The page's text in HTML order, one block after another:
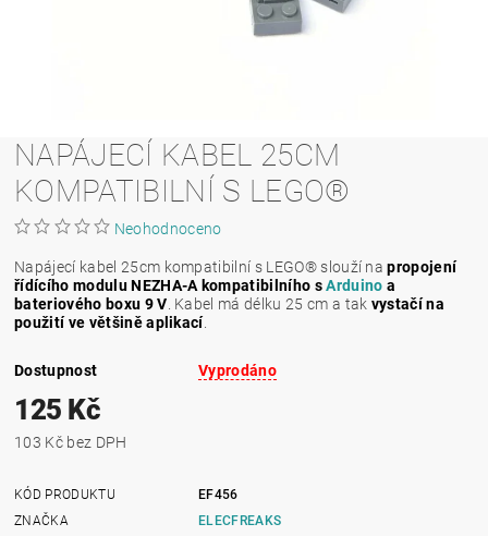
NAPÁJECÍ KABEL 25CM
KOMPATIBILNÍ S LEGO®
Neohodnoceno
Napájecí kabel 25cm kompatibilní s LEGO® slouží napropojení
řídícího modulu NEZHA-A kompatibilního sArduino a
bateriového boxu 9 V . Kabel má délku 25 cm a tak vystačí na
použití ve většině aplikací.
Dostupnost Vyprodáno
125 Kč
103 Kč bez DPH
KÓD PRODUKTU
EF456
ZNAČKA
ELECFREAKS